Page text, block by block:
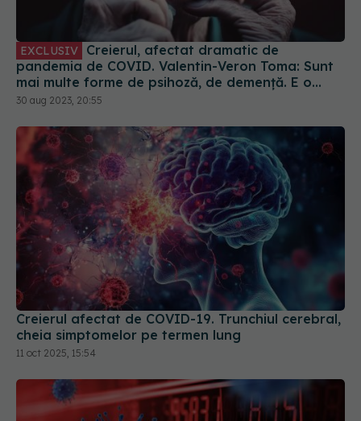
EXCLUSIV
pandemia de COVID. Valentin-Veron Toma: Sunt
mai multe forme de psihoză, de demență. E o
accelerare a unor fenomene care păreau să fie
30 aug 2023, 20:55
Creierul afectat de COVID-19. Trunchiul cerebral,
cheia simptomelor pe termen lung
11 oct 2025, 15:54